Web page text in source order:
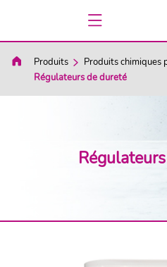
Produits Produits chimiques
Régulateurs de dureté